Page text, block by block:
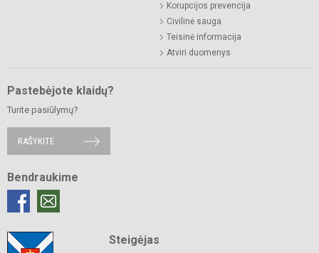
Korupcijos prevencija
Civilinė sauga
Teisinė informacija
Atviri duomenys
Pastebėjote klaidų?
Turite pasiūlymų?
RAŠYKITE
Bendraukime
Steigėjas